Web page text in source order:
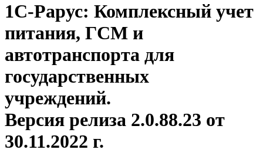
1С-Рарус: Комплексный учет
питания, ГСМ и
автотранспорта для
государственных
учреждений.
Версия релиза 2.0.88.23 от
30.11.2022 г.